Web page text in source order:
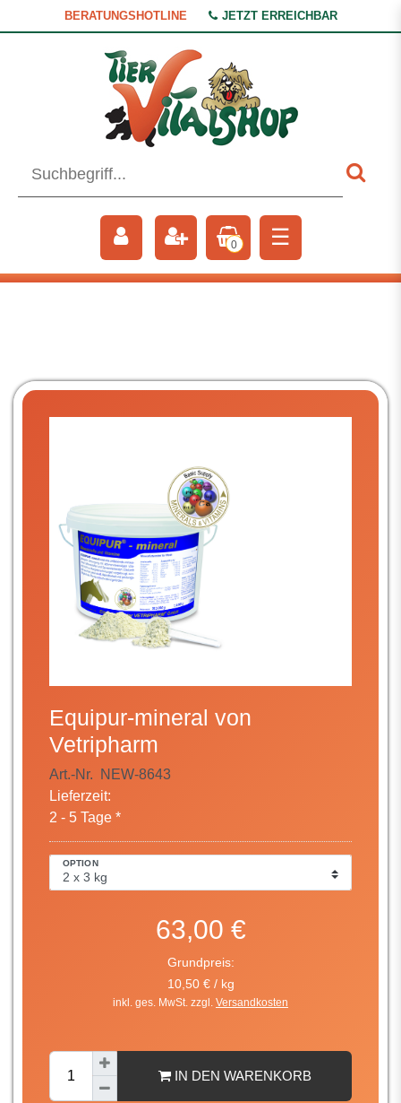
BERATUNGSHOTLINE JETZT ERREICHBAR
0 ☰
Equipur-mineral von
Vetripharm
Art.-Nr.
NEW-8643
Lieferzeit:
2 - 5 Tage *
OPTION
63,00 €
Grundpreis:
10,50 € / kg
inkl. ges. MwSt. zzgl. Versandkosten
IN DEN WARENKORB